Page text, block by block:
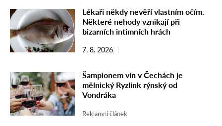
Lékaři někdy nevěří vlastním očím.
Některé nehody vznikají při
bizarních intimních hrách
7. 8. 2026
Šampionem vín v Čechách je
mělnický Ryzlink rýnský od
Vondráka
Reklamní článek